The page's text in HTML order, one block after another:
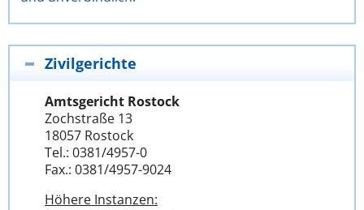
Zivilgerichte
Amtsgericht Rostock
Zochstraße 13
18057 Rostock
Tel.: 0381/4957-0
Fax.: 0381/4957-9024
Höhere Instanzen: